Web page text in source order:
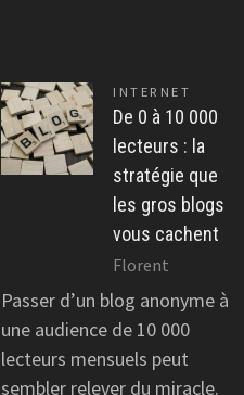
INTERNET
De 0 à 10 000
lecteurs : la
stratégie que
les gros blogs
vous cachent
Florent
Passer d’un blog anonyme à
une audience de 10 000
lecteurs mensuels peut
sembler relever du miracle.